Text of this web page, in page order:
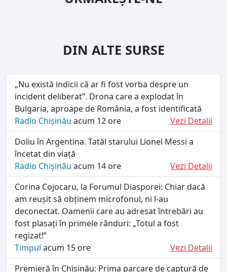
DIN ALTE SURSE
„Nu există indicii că ar fi fost vorba despre un
incident deliberat”. Drona care a explodat în
Bulgaria, aproape de România, a fost identificată
Radio Chișinău acum 12 ore
Vezi Detalii
Doliu în Argentina. Tatăl starului Lionel Messi a
încetat din viață
Radio Chișinău acum 14 ore
Vezi Detalii
Corina Cojocaru, la Forumul Diasporei: Chiar dacă
am reușit să obținem microfonul, ni l-au
deconectat. Oamenii care au adresat întrebări au
fost plasați în primele rânduri: „Totul a fost
regizat!”
Timpul acum 15 ore
Vezi Detalii
Premieră în Chișinău: Prima parcare de captură de